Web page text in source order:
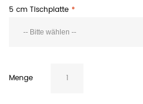
5 cm Tischplatte
Menge